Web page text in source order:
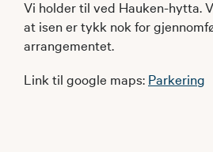
Vi holder til ved Hauken-hytta.
at isen er tykk nok for
arrangementet.
Link til google maps: Parkering